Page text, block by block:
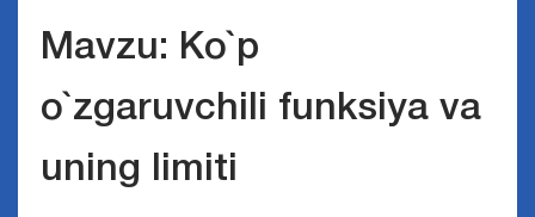
Mavzu: Ko`p
o`zgaruvchili funksiya va
uning limiti